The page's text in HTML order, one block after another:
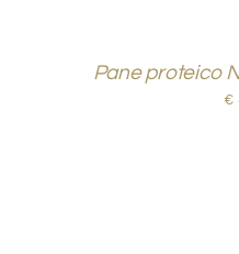
Pane proteico
€